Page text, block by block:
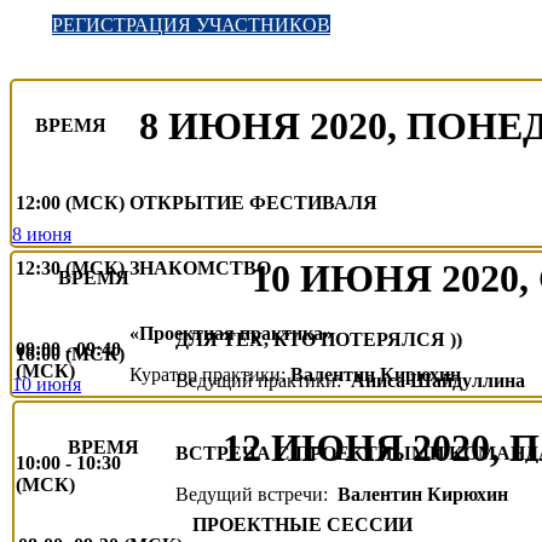
РЕГИСТРАЦИЯ УЧАСТНИКОВ
ВРЕМЯ 8 ИЮНЯ 2020,
12:00 (МСК) ОТКРЫТИЕ ФЕСТИВАЛЯ
12:30 (МСК) ЗНАКОМСТВО
16:00 (МСК)
«Проектная практика»
Куратор практики:Валентин Кирюхин
8 июня
ВРЕМЯ 10 ИЮНЯ
09:00 - 09:40
(МСК)
ДЛЯ ТЕХ, КТО ПОТЕРЯЛСЯ ))
Ведущий практики:Аниса Шайдуллина
10:00 - 10:30
(МСК)
ВСТРЕЧА С ПРОЕКТНЫМИ
Ведущий встречи: Валентин Кирюхин
10 июня
ВРЕМЯ 12 ИЮНЯ 2020,
ПРОЕКТНЫЕ СЕССИИ